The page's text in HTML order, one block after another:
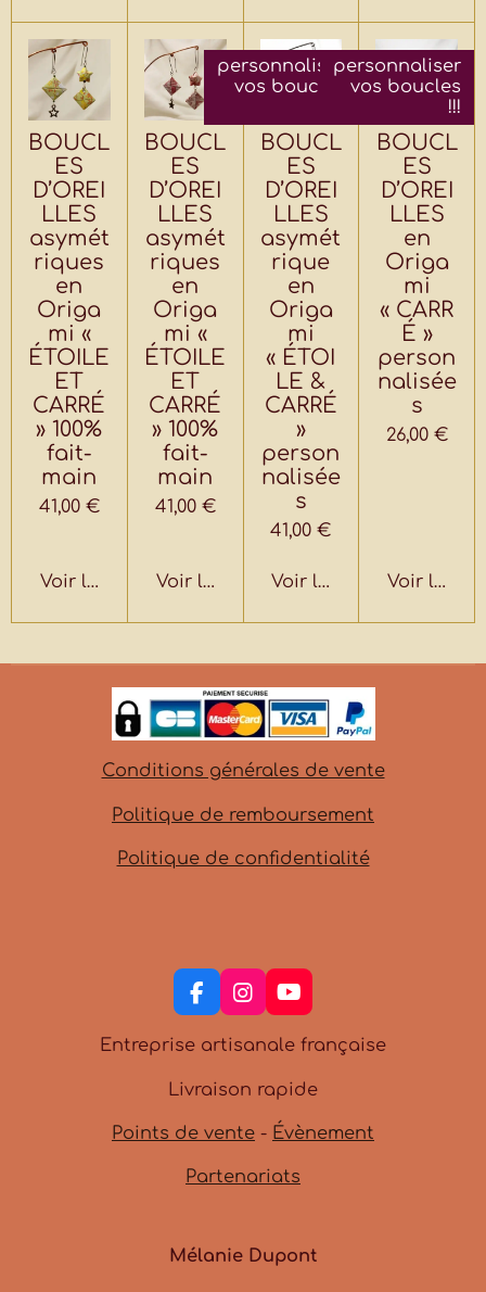
BOUCL
ES
D’OREI
LLES
asymét
riques
en
Origa
mi «
ÉTOILE
ET
CARRÉ
» 100%
fait-
main
41,00 €
Voir les détails
BOUCL
ES
D’OREI
LLES
asymét
riques
en
Origa
mi «
ÉTOILE
ET
CARRÉ
» 100%
fait-
main
41,00 €
Voir les détails
personnaliser
vos boucles
BOUCL
ES
D’OREI
LLES
asymét
rique
en
Origa
mi
« ÉTOI
LE &
CARRÉ
»
person
nalisée
s
41,00 €
Voir les détails
personnaliser
vos boucles
!!!
BOUCL
ES
D’OREI
LLES
en
Origa
mi
« CARR
É »
person
nalisée
s
26,00 €
Voir les
Conditions générales de vente
Politique de remboursement
Politique de confidentialité
F
a
c
b
k
I
n
s
a
a
Y
o
u
u
e
Entreprise artisanale française
Livraison rapide
Points de vente - Évènement
Partenariats
Mélanie Dupont